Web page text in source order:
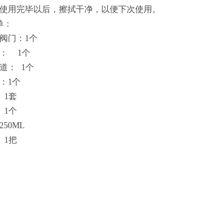
用完毕以后，擦拭干净，以便下次使用。
门：1个
： 1个
： 1个
1个
1套
1个
1把